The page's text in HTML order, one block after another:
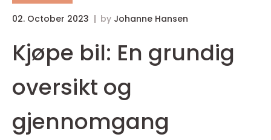
02. October 2023 by Johanne Hansen
Kjøpe bil: En grundig
oversikt og
gjennomgang